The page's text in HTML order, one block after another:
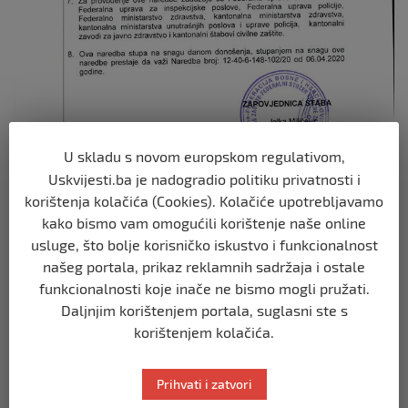
U skladu s novom europskom regulativom,
Uskvijesti.ba je nadogradio politiku privatnosti i
korištenja kolačića (Cookies). Kolačiće upotrebljavamo
kako bismo vam omogućili korištenje naše online
usluge, što bolje korisničko iskustvo i funkcionalnost
našeg portala, prikaz reklamnih sadržaja i ostale
funkcionalnosti koje inače ne bismo mogli pružati.
Daljnjim korištenjem portala, suglasni ste s
korištenjem kolačića.
Prihvati i zatvori